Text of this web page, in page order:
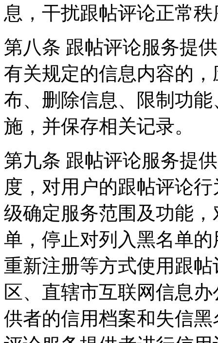
息，干扰跟帖评论正常
第八条 跟帖评论服务提
有关规定的信息内容的
布、删除信息、限制功
施，并保存相关记录。
第九条 跟帖评论服务提
度，对用户的跟帖评论
级确定服务范围及功能
单，停止对列入黑名单
重新注册等方式使用跟
区、直辖市互联网信息
供者的信用档案和失信